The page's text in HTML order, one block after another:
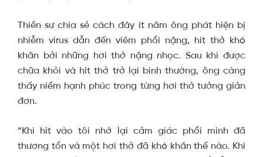
Thiền sư chia sẻ cách đây ít năm ông phát hiện bị
nhiễm virus dẫn đến viêm phổi nặng, hít thở khó
khăn bởi những hơi thở nặng nhọc. Sau khi được
chữa khỏi và hít thở trở lại bình thường, ông càng
thấy niềm hạnh phúc trong từng hơi thở tưởng giản
đơn.
“Khi hít vào tôi nhớ lại cảm giác phổi mình đã
thương tổn và một hơi thở đã khó khăn thế nào. Khi